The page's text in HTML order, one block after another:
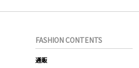
FASHION CONTENTS
通販